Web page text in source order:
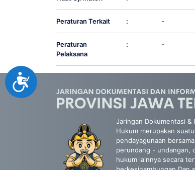
Accessibility
Peraturan Terkait : -
Peraturan
Pelaksana
: -
Jaringan Dokumentasi &
Hukum merupakan
pendayagunaan
perundang - undangan,
hukum lainnya secara